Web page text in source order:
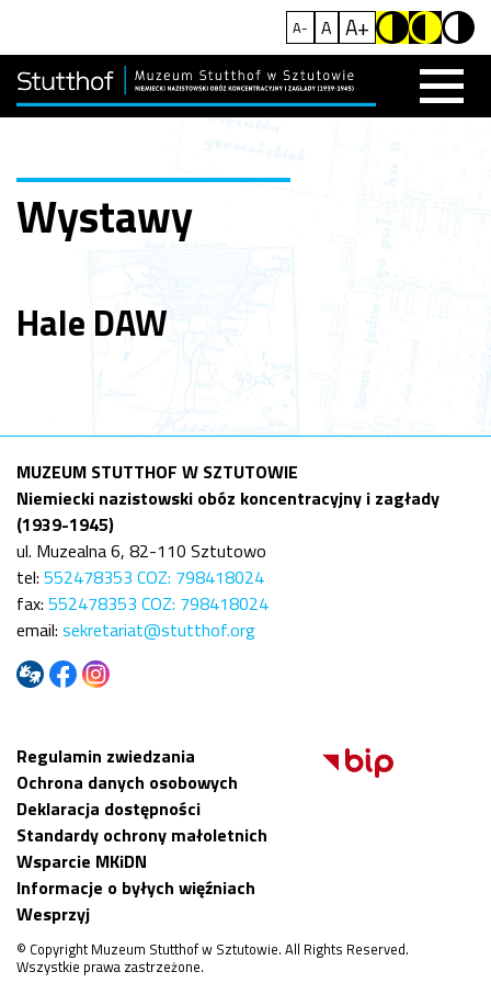
A- A A+
Wystawy
Hale DAW
MUZEUM STUTTHOF W SZTUTOWIE
Niemiecki nazistowski obóz koncentracyjny i zagłady
(1939-1945)
ul. Muzealna 6, 82-110 Sztutowo
tel: 552478353 COZ: 798418024
fax: 552478353 COZ: 798418024
email: sekretariat@stutthof.org
Regulamin zwiedzania
Ochrona danych osobowych
Deklaracja dostępności
Standardy ochrony małoletnich
Wsparcie MKiDN
Informacje o byłych więźniach
Wesprzyj
© Copyright Muzeum Stutthof w Sztutowie. All Rights Reserved.
Wszystkie prawa zastrzeżone.